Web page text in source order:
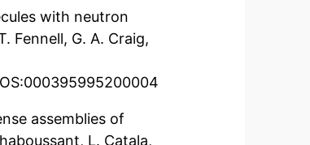
with neutron
Fennell, G. A. Craig,
assemblies of
L. Catala,